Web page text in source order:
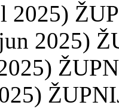
2025)
2025)